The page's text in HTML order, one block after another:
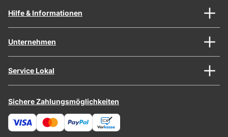
Hilfe & Informationen
Unternehmen
Service Lokal
Sichere Zahlungsmöglichkeiten